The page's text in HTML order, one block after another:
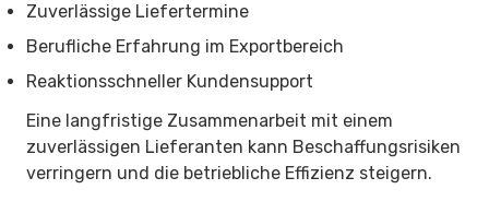
Zuverlässige Liefertermine
Berufliche Erfahrung im Exportbereich
Reaktionsschneller Kundensupport
Eine langfristige Zusammenarbeit mit einem
zuverlässigen Lieferanten kann Beschaffungsrisiken
verringern und die betriebliche Effizienz steigern.